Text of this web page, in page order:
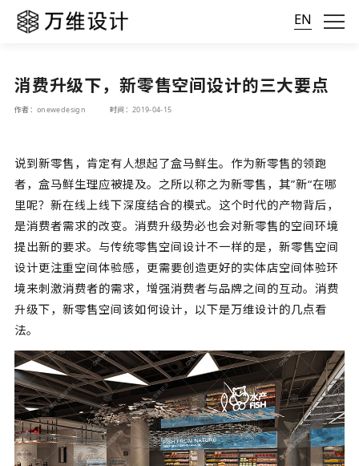
EN
消费升级下，新零售空间设计的三大要点
作者：onewedesign 时间：2019-04-15
说到新零售，肯定有人想起了盒马鲜生。作为新零售的领跑
者，盒马鲜生理应被提及。之所以称之为新零售，其”新“在哪
里呢？新在线上线下深度结合的模式。这个时代的产物背后，
是消费者需求的改变。消费升级势必也会对新零售的空间环境
提出新的要求。与传统零售空间设计不一样的是，新零售空间
设计更注重空间体验感，更需要创造更好的实体店空间体验环
境来刺激消费者的需求，增强消费者与品牌之间的互动。消费
升级下，新零售空间该如何设计，以下是万维设计的几点看
法。